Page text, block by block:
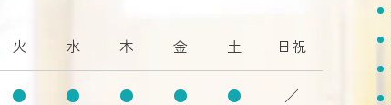
火 水 木 金 土 日祝
● ● ● ● ● ／